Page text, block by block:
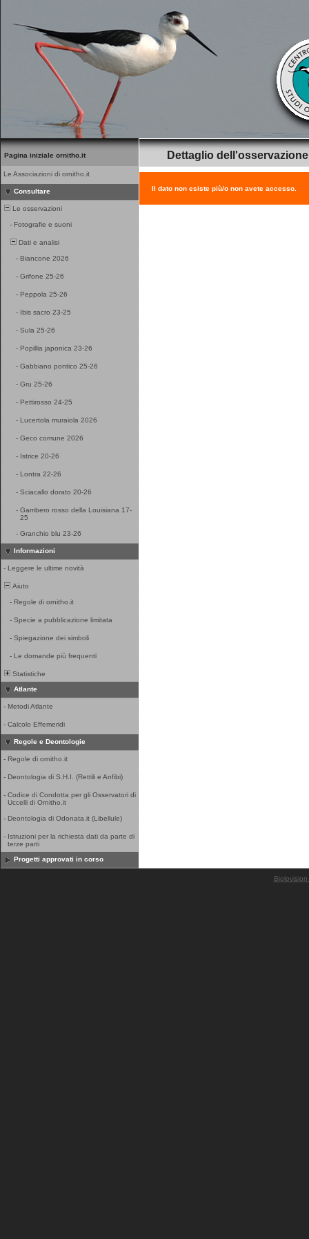
Pagina iniziale ornitho.it
Le Associazioni di ornitho.it
Consultare
Le osservazioni
- Fotografie e suoni
Dati e analisi
- Biancone 2026
- Grifone 25-26
- Peppola 25-26
- Ibis sacro 23-25
- Sula 25-26
- Popillia japonica 23-26
- Gabbiano pontico 25-26
- Gru 25-26
- Pettirosso 24-25
- Lucertola muraiola 2026
- Geco comune 2026
- Istrice 20-26
- Lontra 22-26
- Sciacallo dorato 20-26
- Gambero rosso della Louisiana 17-
25
- Granchio blu 23-26
Informazioni
- Leggere le ultime novità
Aiuto
- Regole di ornitho.it
- Specie a pubblicazione limitata
- Spiegazione dei simboli
- Le domande più frequenti
Statistiche
Atlante
- Metodi Atlante
- Calcolo Effemeridi
Regole e Deontologie
- Regole di ornitho.it
- Deontologia di S.H.I. (Rettili e Anfibi)
- Codice di Condotta per gli Osservatori di
Uccelli di Ornitho.it
- Deontologia di Odonata.it (Libellule)
- Istruzioni per la richiesta dati da parte di
terze parti
Progetti approvati in corso
Dettaglio dell'osservazione
Il dato non esiste più/o non avete accesso.
Biolovision